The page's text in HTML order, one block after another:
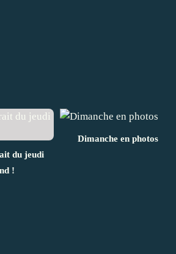
du jeudi
!
Dimanche en photos